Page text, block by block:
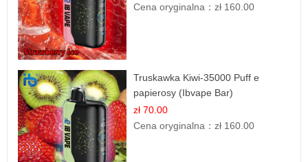
Cena oryginalna：zł 160.00
Truskawka Kiwi-35000 Puff e
papierosy (Ibvape Bar)
zł 70.00
Cena oryginalna：zł 160.00